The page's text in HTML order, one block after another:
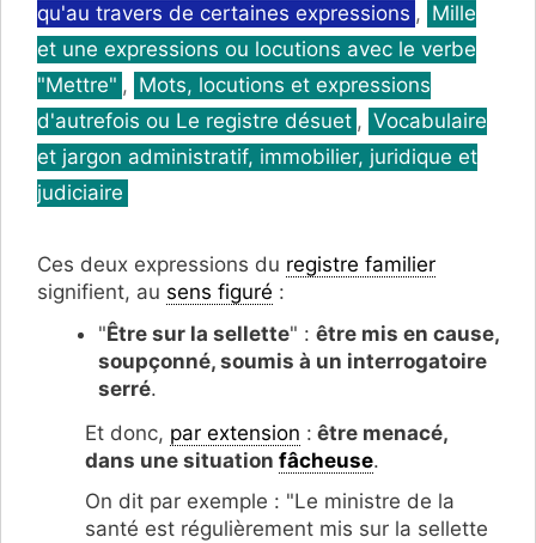
qu'au travers de certaines expressions , Mille
et une expressions ou locutions avec le verbe
"Mettre" , Mots, locutions et expressions
d'autrefois ou Le registre désuet , Vocabulaire
et jargon administratif, immobilier, juridique et
judiciaire
Ces deux expressions du registre familier
signifient, au sens figuré :
"Être sur la sellette" : être mis en cause,
soupçonné, soumis à un interrogatoire
serré.
Et donc, par extension : être menacé,
dans une situation fâcheuse.
On dit par exemple : "Le ministre de la
santé est régulièrement mis sur la sellette